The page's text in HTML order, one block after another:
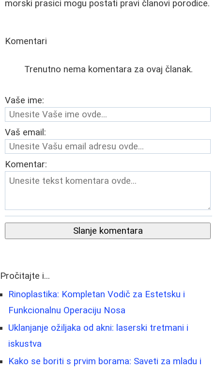
morski prasici mogu postati pravi članovi porodice.
Komentari
Trenutno nema komentara za ovaj članak.
Vaše ime:
Vaš email:
Komentar:
Slanje komentara
Pročitajte i...
Rinoplastika: Kompletan Vodič za Estetsku i
Funkcionalnu Operaciju Nosa
Uklanjanje ožiljaka od akni: laserski tretmani i
iskustva
Kako se boriti s prvim borama: Saveti za mladu i